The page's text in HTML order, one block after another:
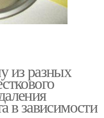
из разных
в зависимости